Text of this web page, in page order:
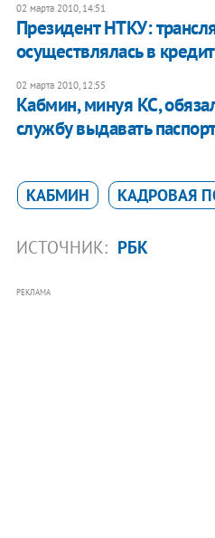
02 марта 2010, 14:51
Президент НТКУ:
осуществлялась в кредит
02 марта 2010, 12:55
Кабмин, минуя КС,
службу выдавать
КАБМИН КАДРОВАЯ
ИСТОЧНИК: РБК
РЕКЛАМА